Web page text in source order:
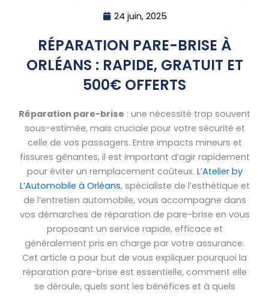
24 juin, 2025
RÉPARATION PARE-BRISE À
ORLÉANS : RAPIDE, GRATUIT ET
500€ OFFERTS
Réparation pare-brise : une nécessité trop souvent
sous-estimée, mais cruciale pour votre sécurité et
celle de vos passagers. Entre impacts mineurs et
fissures gênantes, il est important d’agir rapidement
pour éviter un remplacement coûteux. L’Atelier by
L’Automobile à Orléans, spécialiste de l’esthétique et
de l’entretien automobile, vous accompagne dans
vos démarches de réparation de pare-brise en vous
proposant un service rapide, efficace et
généralement pris en charge par votre assurance.
Cet article a pour but de vous expliquer pourquoi la
réparation pare-brise est essentielle, comment elle
se déroule, quels sont les bénéfices et à quels